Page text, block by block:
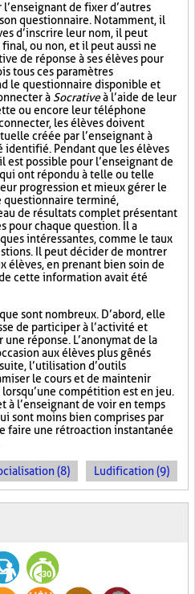
de fixer d’autres
questionnaire. Notamment, il
d’inscrire leur nom, il peut
ou non, et il peut aussi ne
de réponse à ses élèves pour
tous ces paramètres
le questionnaire disponible et
à Socrativeà l’aide de leur
ou encore leur téléphone
les élèves doivent
créée par l’enseignant à
identifié. Pendant que les élèves
possible pour l’enseignant de
ont répondu à telle ou telle
progression et mieux gérer le
questionnaire terminé,
de résultats complet présentant
pour chaque question. Il a
intéressantes, comme le taux
Il peut décider de montrer
élèves, en prenant bien soin de
cette information avait été
sont nombreux. D’abord, elle
de participer à l’activité et
réponse. L’anonymat de la
aux élèves plus gênés
l’utilisation d’outils
le cours et de maintenir
compétition est en jeu.
à l’enseignant de voir en temps
sont moins bien comprises par
faire une rétroaction instantanée
(8) Ludification (9)